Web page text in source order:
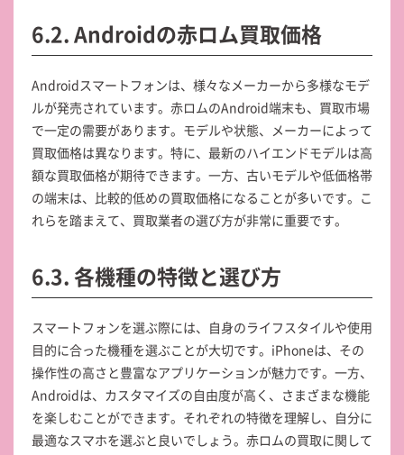
6.2. Androidの赤ロム買取価格
Androidスマートフォンは、様々なメーカーから多様なモデ
ルが発売されています。赤ロムのAndroid端末も、買取市場
で一定の需要があります。モデルや状態、メーカーによって
買取価格は異なります。特に、最新のハイエンドモデルは高
額な買取価格が期待できます。一方、古いモデルや低価格帯
の端末は、比較的低めの買取価格になることが多いです。こ
れらを踏まえて、買取業者の選び方が非常に重要です。
6.3. 各機種の特徴と選び方
スマートフォンを選ぶ際には、自身のライフスタイルや使用
目的に合った機種を選ぶことが大切です。iPhoneは、その
操作性の高さと豊富なアプリケーションが魅力です。一方、
Androidは、カスタマイズの自由度が高く、さまざまな機能
を楽しむことができます。それぞれの特徴を理解し、自分に
最適なスマホを選ぶと良いでしょう。赤ロムの買取に関して